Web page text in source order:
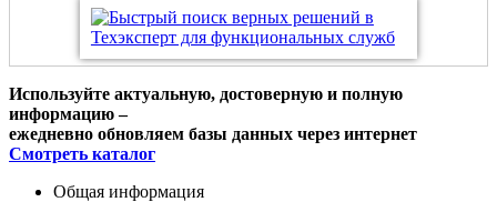
Используйте актуальную, достоверную и полную
информацию –
ежедневно обновляем базы данных через интернет
Смотреть каталог
Общая информация